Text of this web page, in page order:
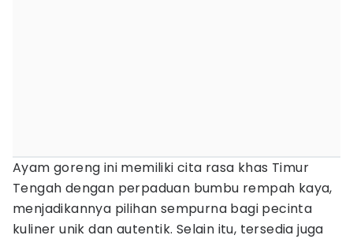
Ayam goreng ini memiliki cita rasa khas Timur
Tengah dengan perpaduan bumbu rempah kaya,
menjadikannya pilihan sempurna bagi pecinta
kuliner unik dan autentik. Selain itu, tersedia juga